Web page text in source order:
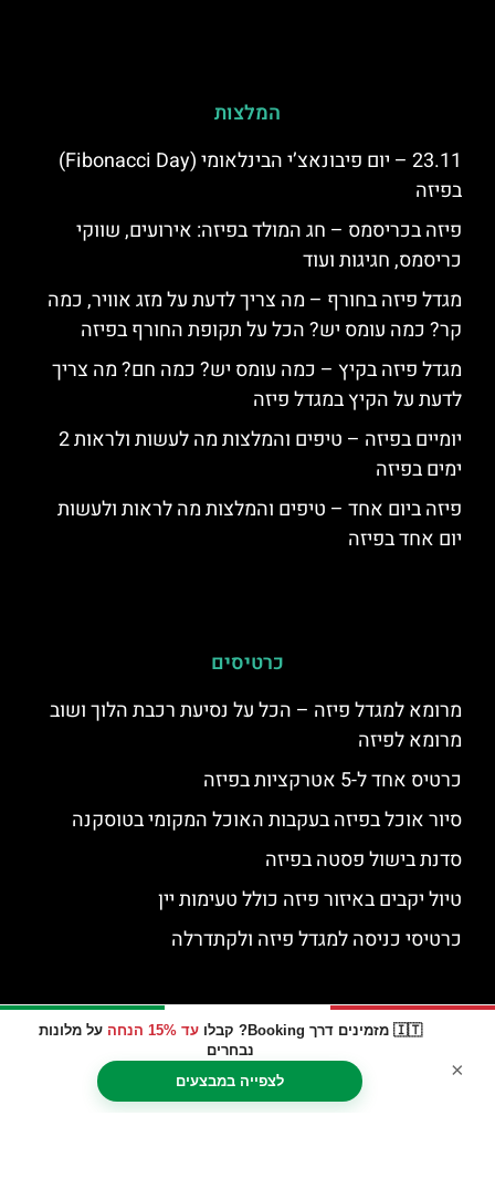
🇮🇹 מזמינים דרך Booking? קבלו עד 15% הנחה
על מלונות
נבחרים
לצפייה במבצעים
×
המלצות
23.11 – יום פיבונאצ’י הבינלאומי (Fibonacci Day)
בפיזה
פיזה בכריסמס – חג המולד בפיזה: אירועים, שווקי
כריסמס, חגיגות ועוד
מגדל פיזה בחורף – מה צריך לדעת על מזג אוויר, כמה
קר? כמה עומס יש? הכל על תקופת החורף בפיזה
מגדל פיזה בקיץ – כמה עומס יש? כמה חם? מה צריך
לדעת על הקיץ במגדל פיזה
יומיים בפיזה – טיפים והמלצות מה לעשות ולראות 2
ימים בפיזה
פיזה ביום אחד – טיפים והמלצות מה לראות ולעשות
יום אחד בפיזה
כרטיסים
מרומא למגדל פיזה – הכל על נסיעת רכבת הלוך ושוב
מרומא לפיזה
כרטיס אחד ל-5 אטרקציות בפיזה
סיור אוכל בפיזה בעקבות האוכל המקומי בטוסקנה
סדנת בישול פסטה בפיזה
טיול יקבים באיזור פיזה כולל טעימות יין
כרטיסי כניסה למגדל פיזה ולקתדרלה